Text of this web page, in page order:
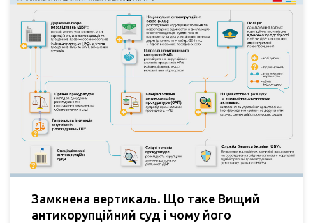
Замкнена вертикаль. Що таке Вищий
антикорупційний суд і чому його